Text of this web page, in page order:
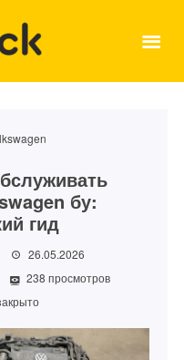
бу:
гид
26.05.2026
238 просмотров